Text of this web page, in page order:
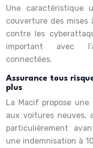
Une caractéristique
couverture des
contre les
important avec
connectées.
Assurance tous
plus
La Macif propose
aux voitures neuves,
particulièrement
une indemnisation à